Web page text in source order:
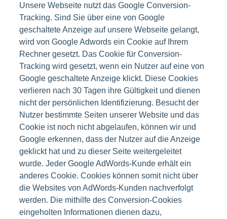
Unsere Webseite nutzt das Google Conversion-
Tracking. Sind Sie über eine von Google
geschaltete Anzeige auf unsere Webseite gelangt,
wird von Google Adwords ein Cookie auf Ihrem
Rechner gesetzt. Das Cookie für Conversion-
Tracking wird gesetzt, wenn ein Nutzer auf eine von
Google geschaltete Anzeige klickt. Diese Cookies
verlieren nach 30 Tagen ihre Gültigkeit und dienen
nicht der persönlichen Identifizierung. Besucht der
Nutzer bestimmte Seiten unserer Website und das
Cookie ist noch nicht abgelaufen, können wir und
Google erkennen, dass der Nutzer auf die Anzeige
geklickt hat und zu dieser Seite weitergeleitet
wurde. Jeder Google AdWords-Kunde erhält ein
anderes Cookie. Cookies können somit nicht über
die Websites von AdWords-Kunden nachverfolgt
werden. Die mithilfe des Conversion-Cookies
eingeholten Informationen dienen dazu,